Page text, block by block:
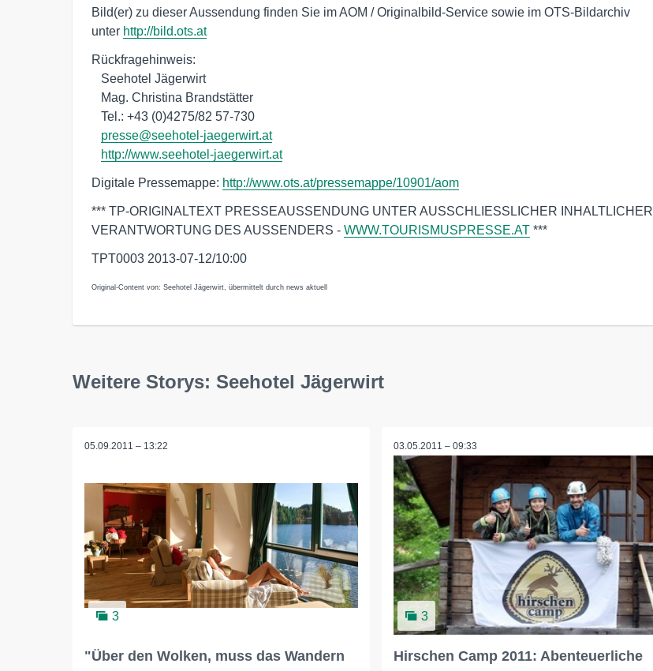
Bild(er) zu dieser Aussendung finden Sie im AOM / Originalbild-Service sowie im OTS-Bildarchiv
unter http://bild.ots.at
Rückfragehinweis:
presse@seehotel-jaegerwirt.at
http://www.seehotel-jaegerwirt.at
Digitale Pressemappe: http://www.ots.at/pressemappe/10901/aom
*** TP-ORIGINALTEXT PRESSEAUSSENDUNG UNTER AUSSCHLIESSLICHER INHALTLICHER
VERANTWORTUNG DES AUSSENDERS - WWW.TOURISMUSPRESSE.AT ***
TPT0003 2013-07-12/10:00
Original-Content von: Seehotel Jägerwirt, übermittelt durch news aktuell
Weitere Storys: Seehotel Jägerwirt
05.09.2011 – 13:22
3
"Über den Wolken, muss das Wandern
03.05.2011 – 09:33
3
Hirschen Camp 2011: Abenteuerliche